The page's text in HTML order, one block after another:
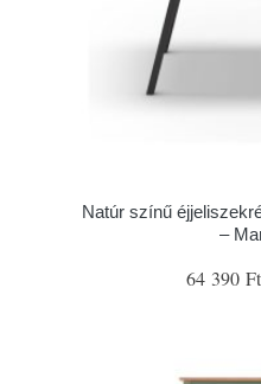
Natúr színű
–
64 390 Ft